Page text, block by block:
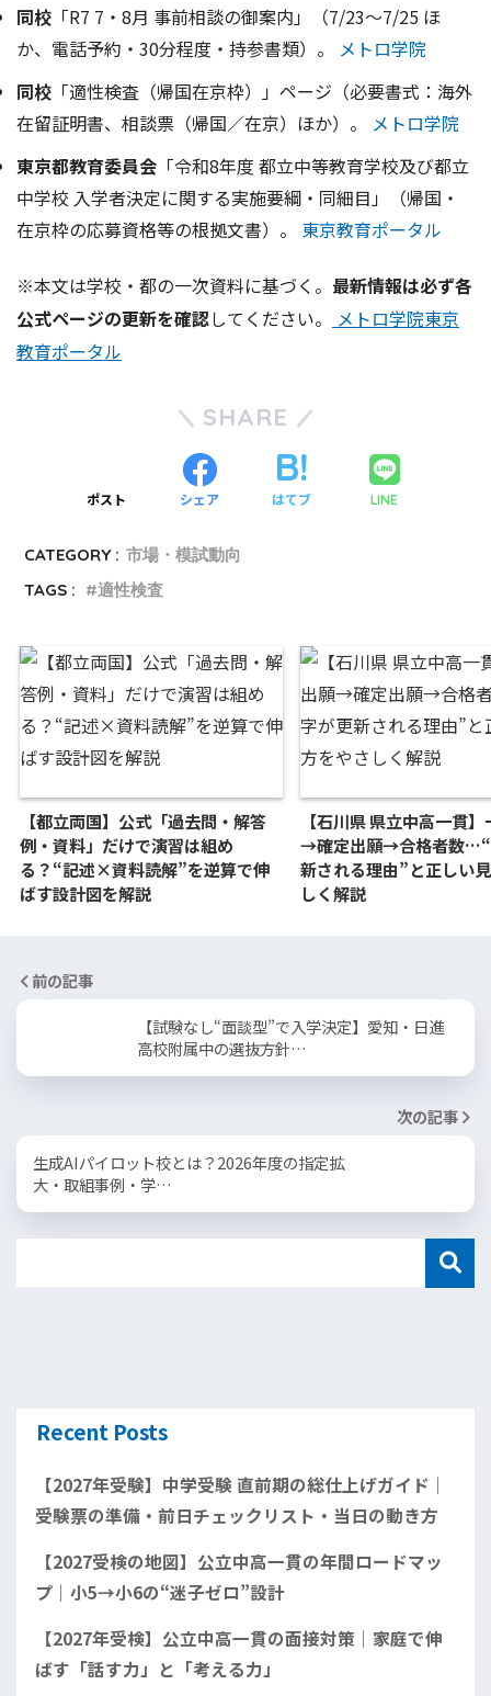
同校 「R7 7・8月 事前相談の御案内」（7/23～7/25 ほ
か、電話予約・30分程度・持参書類）。
メトロ学院
同校 「適性検査（帰国在京枠）」ページ（必要書式：海外
在留証明書、相談票（帰国／在京）ほか）。
メトロ学院
東京都教育委員会 「令和8年度 都立中等教育学校及び都立
中学校 入学者決定に関する実施要綱・同細目」（帰国・
在京枠の応募資格等の根拠文書）。
東京教育ポータル
※本文は学校・都の一次資料に基づく。 最新情報は必ず各
公式ページの更新を確認してください。 メトロ学院東京
教育ポータル
SHARE
ポスト シェア はてブ LINE
CATEGORY : 市場・模試動向
TAGS :
適性検査
【都立両国】公式「過去問・解答
例・資料」だけで演習は組め
る？“記述×資料読解”を逆算で伸
ばす設計図を解説
【石川県 県立中高一貫
→確定出願→合格者数…“
新される理由”と正しい
しく解説
前の記事
【試験なし“面談型”で入学決定】愛知・日進
高校附属中の選抜方針…
次の記事
生成AIパイロット校とは？2026年度の指定拡
大・取組事例・学…
Recent Posts
【2027年受験】中学受験 直前期の総仕上げガイド｜
受験票の準備・前日チェックリスト・当日の動き方
【2027受検の地図】公立中高一貫の年間ロードマッ
プ｜小5→小6の“迷子ゼロ”設計
【2027年受検】公立中高一貫の面接対策｜家庭で伸
ばす「話す力」と「考える力」